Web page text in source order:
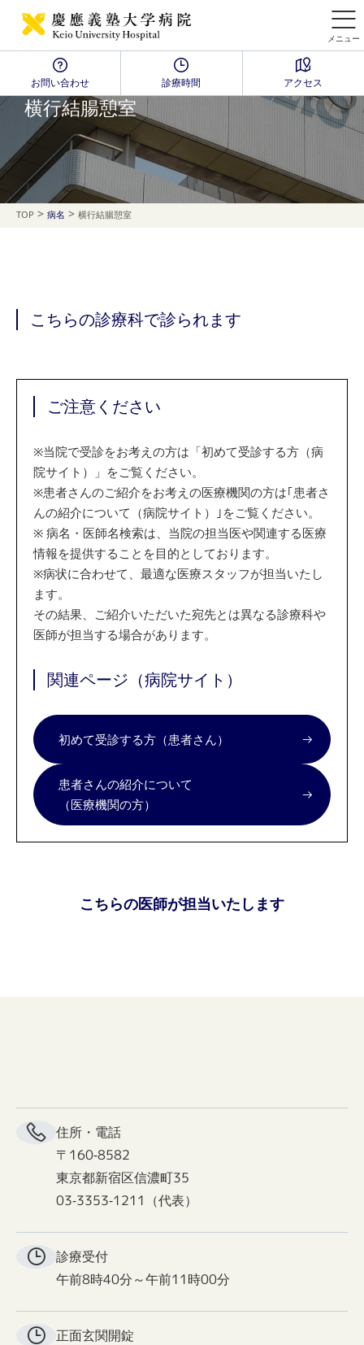
メニュー
お問い合わせ 診療時間 アクセス
Disease Name Search
横行結腸憩室
TOP > 病名 > 横行結腸憩室
こちらの診療科で診られます
ご注意ください
※当院で受診をお考えの方は「初めて受診する方（病
院サイト）」をご覧ください。
※患者さんのご紹介をお考えの医療機関の方は｢患者さ
んの紹介について（病院サイト）｣をご覧ください。
※ 病名・医師名検索は、当院の担当医や関連する医療
情報を提供することを目的としております。
※病状に合わせて、最適な医療スタッフが担当いたし
ます。
その結果、ご紹介いただいた宛先とは異なる診療科や
医師が担当する場合があります。
関連ページ（病院サイト）
初めて受診する方（患者さん）
患者さんの紹介について
（医療機関の方）
こちらの医師が担当いたします
住所・電話
〒160-8582
東京都新宿区信濃町35
03-3353-1211（代表）
診療受付
午前8時40分～午前11時00分
正面玄関開錠